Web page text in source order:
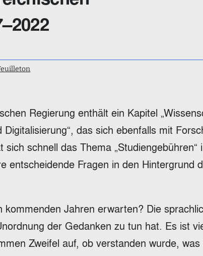
Regierung enthält ein Kapitel
das sich ebenfalls mit
schnell das Thema „Studiengebühren“
entscheidende Fragen in den Hintergrund
Jahren erwarten? Die
der Gedanken zu tun hat. Es ist
Zweifel auf, ob verstanden wurde,